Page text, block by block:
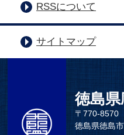
RSSについて
サイトマップ
徳島県
〒770-8570
徳島県徳島